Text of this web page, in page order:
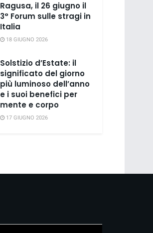
Ragusa, il 26 giugno il
3° Forum sulle stragi in
Italia
18 GIUGNO 2026
Solstizio d’Estate: il
significato del giorno
più luminoso dell’anno
e i suoi benefici per
mente e corpo
17 GIUGNO 2026